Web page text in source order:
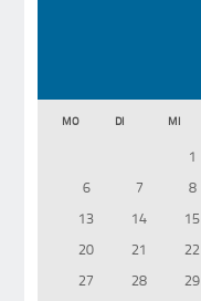
MO DI MI
1
6
7 8
13
14 15
20
21 22
27
28 29